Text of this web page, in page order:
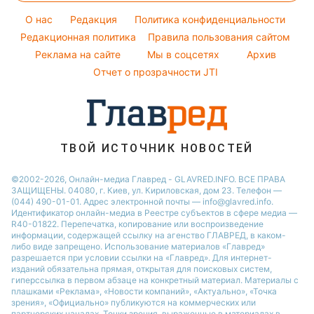
Новости Запорожья
Новости Львова
Новости Днепра
Курс валют
Красивый маникюр
Модные ошибки
Новости моды
Советы от Андре Тана
O нас Редакция
Политика конфиденциальности
Редакционная политика
Правила пользования сайтом
Реклама на сайте
Мы в соцсетях
Архив
Отчет о прозрачности JTI
ТВОЙ ИСТОЧНИК НОВОСТЕЙ
©2002-2026, Онлайн-медиа Главред - GLAVRED.INFO. ВСЕ ПРАВА
ЗАЩИЩЕНЫ. 04080, г. Киев, ул. Кириловская, дом 23. Телефон —
(044) 490-01-01. Адрес электронной почты — info@glavred.info.
Идентификатор онлайн-медиа в Реестре cубъектов в сфере медиа —
R40-01822. Перепечатка, копирование или воспроизведение
информации, содержащей ссылку на агенство ГЛАВРЕД, в каком-
либо виде запрещено. Использование материалов «Главред»
разрешается при условии ссылки на «Главред». Для интернет-
изданий обязательна прямая, открытая для поисковых систем,
гиперссылка в первом абзаце на конкретный материал. Материалы с
плашками «Реклама», «Новости компаний», «Актуально», «Точка
зрения», «Официально» публикуются на коммерческих или